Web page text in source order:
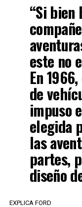
“Si bien
este no
En
de
impuso
elegida
las
partes,
diseño
EXPLICA FORD